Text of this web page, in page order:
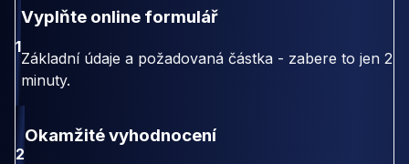
1
Vyplňte online formulář
Základní údaje a požadovaná částka - zabere to jen 2
minuty.
2
Okamžité vyhodnocení